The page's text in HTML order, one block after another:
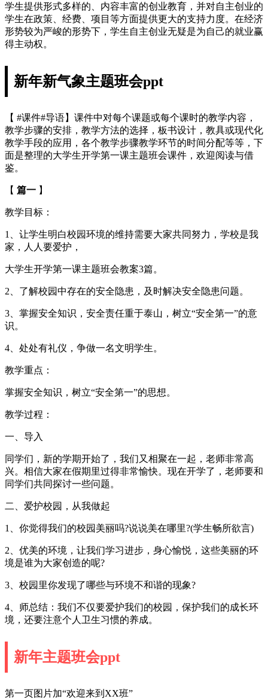
学生提供形式多样的、内容丰富的创业教育，并对自主创业的
学生在政策、经费、项目等方面提供更大的支持力度。在经济
形势较为严峻的形势下，学生自主创业无疑是为自己的就业赢
得主动权。
新年新气象主题班会ppt
【 #课件#导语】课件中对每个课题或每个课时的教学内容，
教学步骤的安排，教学方法的选择，板书设计，教具或现代化
教学手段的应用，各个教学步骤教学环节的时间分配等等，下
面是整理的大学生开学第一课主题班会课件，欢迎阅读与借
鉴。
【 篇一 】
教学目标：
1、让学生明白校园环境的维持需要大家共同努力，学校是我
家，人人要爱护，
大学生开学第一课主题班会教案3篇。
2、了解校园中存在的安全隐患，及时解决安全隐患问题。
3、掌握安全知识，安全责任重于泰山，树立“安全第一”的意
识。
4、处处有礼仪，争做一名文明学生。
教学重点：
掌握安全知识，树立“安全第一”的思想。
教学过程：
一、导入
同学们，新的学期开始了，我们又相聚在一起，老师非常高
兴。相信大家在假期里过得非常愉快。现在开学了，老师要和
同学们共同探讨一些问题。
二、爱护校园，从我做起
1、你觉得我们的校园美丽吗?说说美在哪里?(学生畅所欲言)
2、优美的环境，让我们学习进步，身心愉悦，这些美丽的环
境是谁为大家创造的呢?
3、校园里你发现了哪些与环境不和谐的现象?
4、师总结：我们不仅要爱护我们的校园，保护我们的成长环
境，还要注意个人卫生习惯的养成。
新年主题班会ppt
第一页图片加“欢迎来到XX班”